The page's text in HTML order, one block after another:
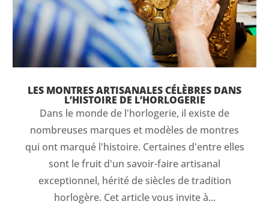
LES MONTRES ARTISANALES CÉLÈBRES DANS
L’HISTOIRE DE L’HORLOGERIE
Dans le monde de l'horlogerie, il existe de
nombreuses marques et modèles de montres
qui ont marqué l'histoire. Certaines d'entre elles
sont le fruit d'un savoir-faire artisanal
exceptionnel, hérité de siècles de tradition
horlogère. Cet article vous invite à...